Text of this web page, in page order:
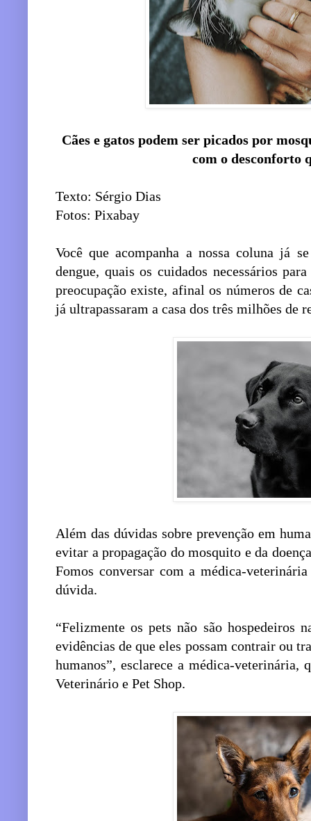
Cães e gatos podem ser picados por
com o desconforto
Texto: Sérgio Dias
Fotos: Pixabay
Você que acompanha a nossa coluna já
dengue, quais os cuidados necessários
preocupação existe, afinal os números de
já ultrapassaram a casa dos três milhões de
Além das dúvidas sobre prevenção em
evitar a propagação do mosquito e da
Fomos conversar com a médica-
dúvida.
“Felizmente os pets não são hospedeiros
evidências de que eles possam contrair ou
humanos”, esclarece a médica-veterinária,
Veterinário e Pet Shop.